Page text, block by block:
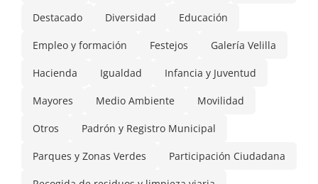
Destacado Diversidad Educación
Empleo y formación Festejos Galería Velilla
Hacienda Igualdad Infancia y Juventud
Mayores Medio Ambiente Movilidad
Otros Padrón y Registro Municipal
Parques y Zonas Verdes Participación Ciudadana